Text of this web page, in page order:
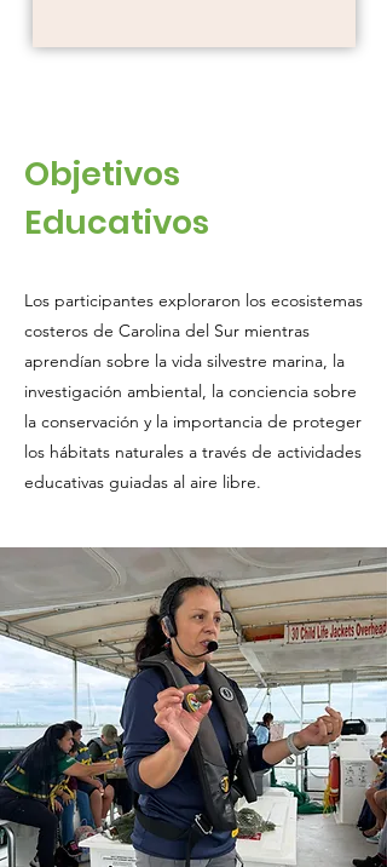
Objetivos
Educativos
Los participantes exploraron los ecosistemas
costeros de Carolina del Sur mientras
aprendían sobre la vida silvestre marina, la
investigación ambiental, la conciencia sobre
la conservación y la importancia de proteger
los hábitats naturales a través de actividades
educativas guiadas al aire libre.